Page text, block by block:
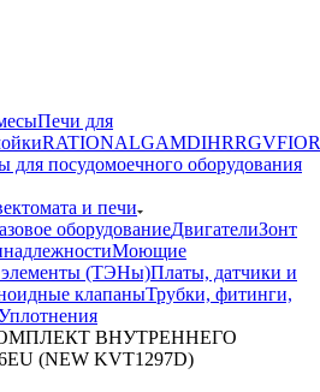
Печи для
RATIONALGAMDIHRRGV
для посудомоечного оборудования
и печи
оборудованиеДвигателиЗонт
Моющие
элементы (ТЭНы)Платы, датчики и
клапаныТрубки, фитинги,
ВНУТРЕННЕГО
(NEW KVT1297D)